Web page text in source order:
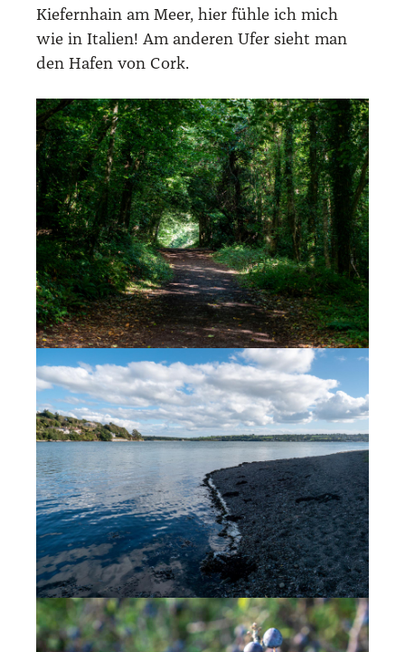
Kie­fern­hain am Meer, hier füh­le ich mich
wie in Ita­li­en! Am ande­ren Ufer sieht man
den Hafen von Cork.